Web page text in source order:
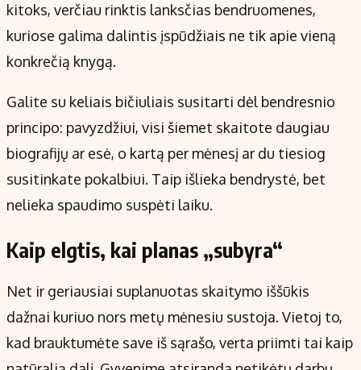
kitoks, verčiau rinktis lanksčias bendruomenes,
kuriose galima dalintis įspūdžiais ne tik apie vieną
konkrečią knygą.
Galite su keliais bičiuliais susitarti dėl bendresnio
principo: pavyzdžiui, visi šiemet skaitote daugiau
biografijų ar esė, o kartą per mėnesį ar du tiesiog
susitinkate pokalbiui. Taip išlieka bendrystė, bet
nelieka spaudimo suspėti laiku.
Kaip elgtis, kai planas „subyra“
Net ir geriausiai suplanuotas skaitymo iššūkis
dažnai kuriuo nors metų mėnesiu sustoja. Vietoj to,
kad brauktumėte save iš sąrašo, verta priimti tai kaip